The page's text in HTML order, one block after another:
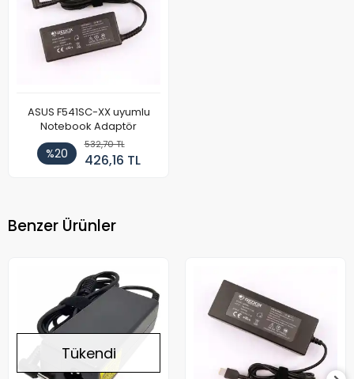
ASUS F541SC-XX uyumlu
Notebook Adaptör
%20
532,70 TL
426,16 TL
Benzer Ürünler
Tükendi